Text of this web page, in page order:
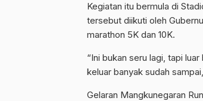
Kegiatan itu bermula di
tersebut diikuti oleh
marathon 5K dan 10K.
“Ini bukan seru lagi, tapi
keluar banyak sudah
Gelaran Mangkunegaran